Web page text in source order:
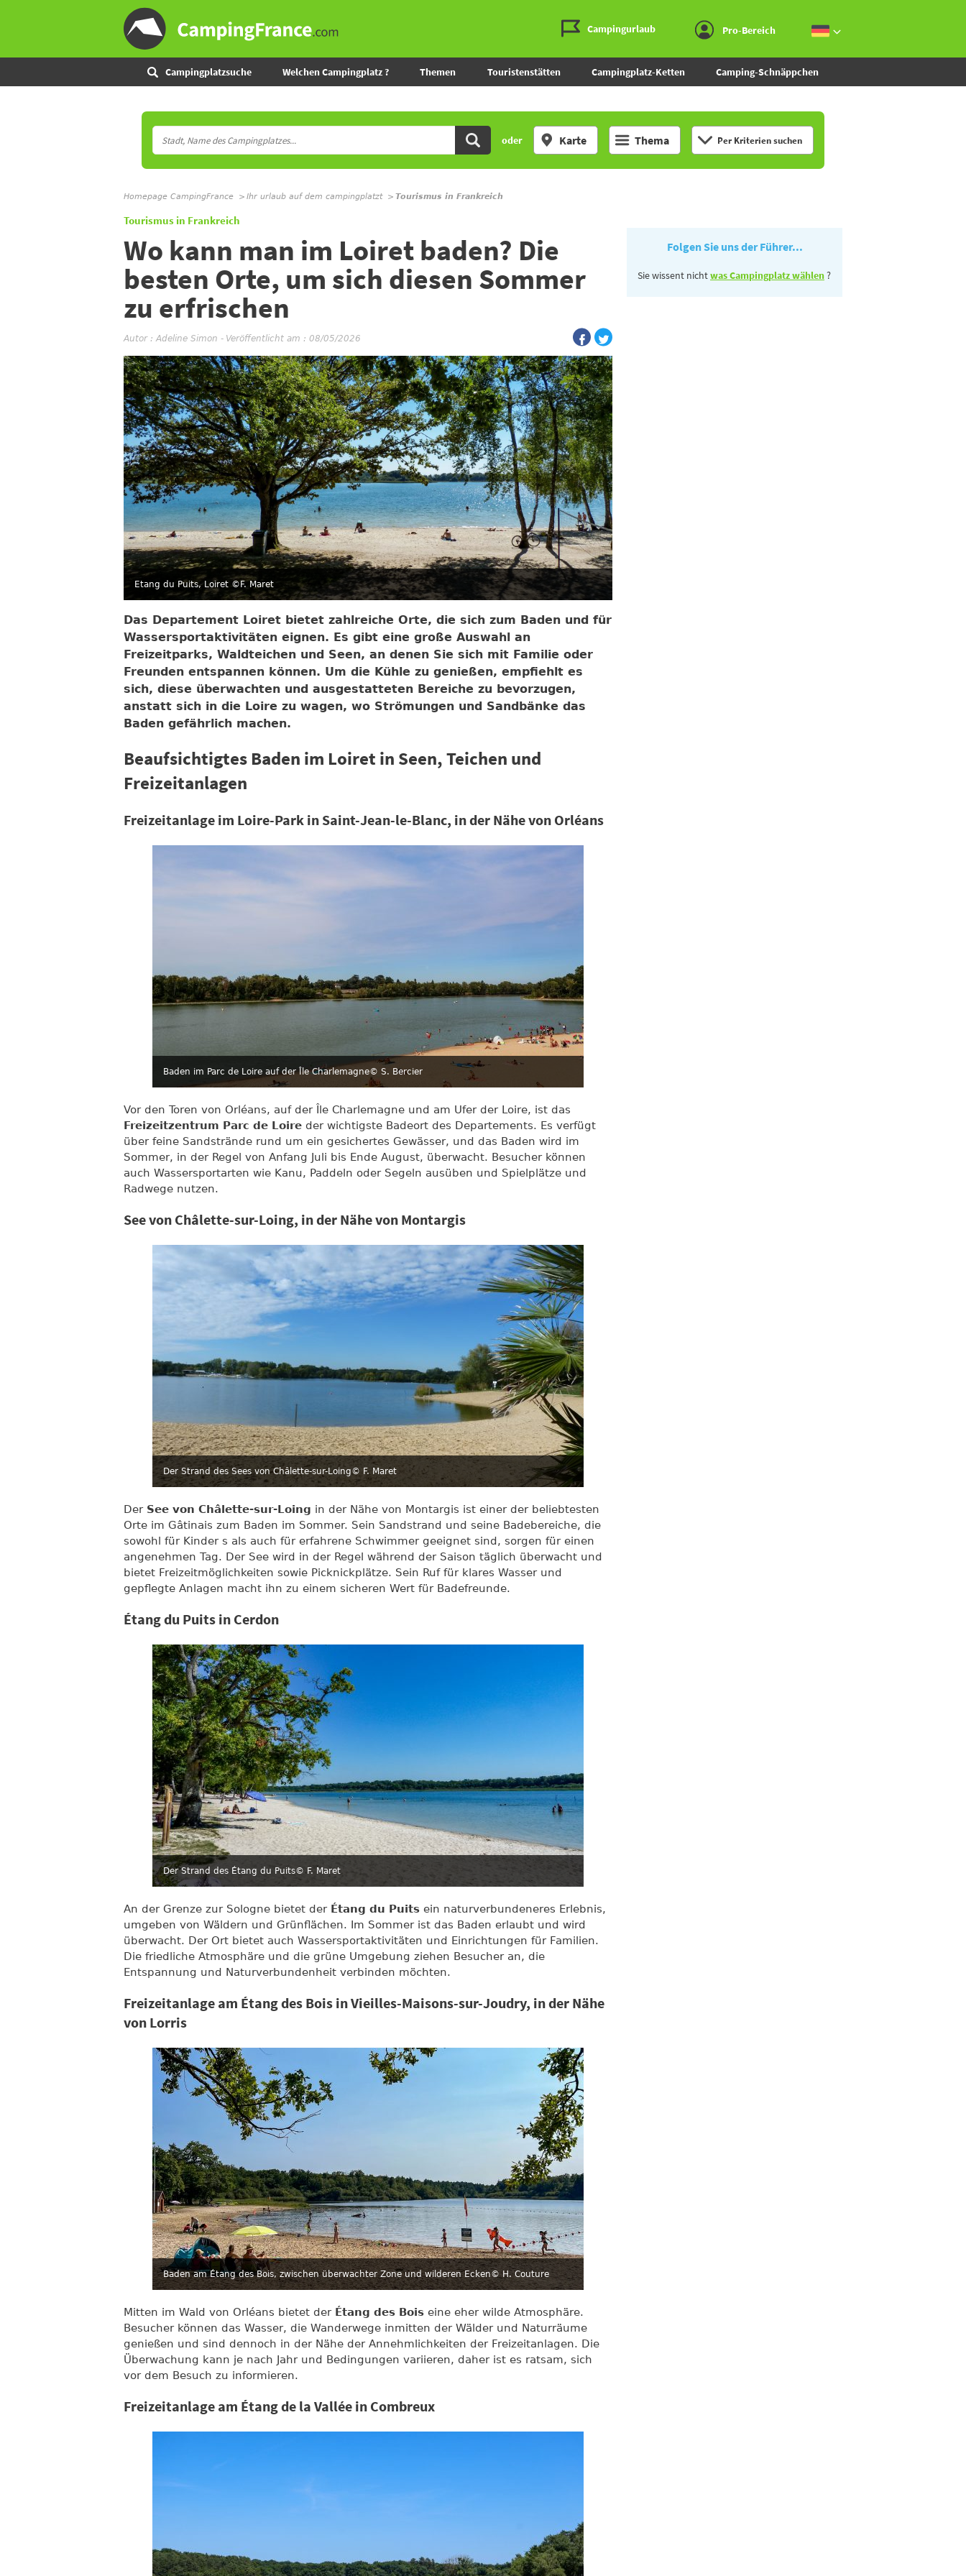
Campingurlaub Pro-Bereich
Campingplatzsuche Welchen Campingplatz ? Themen Touristenstätten Campingplatz-Ketten Camping-Schnäppchen
oder Karte Thema Per Kriterien suchen
Homepage CampingFrance Ihr urlaub auf dem campingplatzt Tourismus in Frankreich
Tourismus in Frankreich
Wo kann man im Loiret baden? Die
besten Orte, um sich diesen Sommer
zu erfrischen
Autor :Adeline Simon - Veröffentlicht am : 08/05/2026
Etang du Puits, Loiret ©F. Maret
Das Departement Loiret bietet zahlreiche Orte, die sich zum Baden und für
Wassersportaktivitäten eignen. Es gibt eine große Auswahl an
Freizeitparks, Waldteichen und Seen, an denen Sie sich mit Familie oder
Freunden entspannen können. Um die Kühle zu genießen, empfiehlt es
sich, diese überwachten und ausgestatteten Bereiche zu bevorzugen,
anstatt sich in die Loire zu wagen, wo Strömungen und Sandbänke das
Baden gefährlich machen.
Beaufsichtigtes Baden im Loiret in Seen, Teichen und
Freizeitanlagen
Freizeitanlage im Loire-Park in Saint-Jean-le-Blanc, in der Nähe von Orléans
Baden im Parc de Loire auf der Île Charlemagne© S. Bercier
Vor den Toren von Orléans, auf der Île Charlemagne und am Ufer der Loire, ist das
Freizeitzentrum Parc de Loire der wichtigste Badeort des Departements. Es verfügt
über feine Sandstrände rund um ein gesichertes Gewässer, und das Baden wird im
Sommer, in der Regel von Anfang Juli bis Ende August, überwacht. Besucher können
auch Wassersportarten wie Kanu, Paddeln oder Segeln ausüben und Spielplätze und
Radwege nutzen.
See von Châlette-sur-Loing, in der Nähe von Montargis
Der Strand des Sees von Châlette-sur-Loing© F. Maret
Der See von Châlette-sur-Loing in der Nähe von Montargis ist einer der beliebtesten
Orte im Gâtinais zum Baden im Sommer. Sein Sandstrand und seine Badebereiche, die
sowohl für Kinder s als auch für erfahrene Schwimmer geeignet sind, sorgen für einen
angenehmen Tag. Der See wird in der Regel während der Saison täglich überwacht und
bietet Freizeitmöglichkeiten sowie Picknickplätze. Sein Ruf für klares Wasser und
gepflegte Anlagen macht ihn zu einem sicheren Wert für Badefreunde.
Étang du Puits in Cerdon
Der Strand des Étang du Puits© F. Maret
An der Grenze zur Sologne bietet der Étang du Puits ein naturverbundeneres Erlebnis,
umgeben von Wäldern und Grünflächen. Im Sommer ist das Baden erlaubt und wird
überwacht. Der Ort bietet auch Wassersportaktivitäten und Einrichtungen für Familien.
Die friedliche Atmosphäre und die grüne Umgebung ziehen Besucher an, die
Entspannung und Naturverbundenheit verbinden möchten.
Freizeitanlage am Étang des Bois in Vieilles-Maisons-sur-Joudry, in der Nähe
von Lorris
Baden am Étang des Bois, zwischen überwachter Zone und wilderen Ecken© H. Couture
Mitten im Wald von Orléans bietet der Étang des Bois eine eher wilde Atmosphäre.
Besucher können das Wasser, die Wanderwege inmitten der Wälder und Naturräume
genießen und sind dennoch in der Nähe der Annehmlichkeiten der Freizeitanlagen. Die
Überwachung kann je nach Jahr und Bedingungen variieren, daher ist es ratsam, sich
vor dem Besuch zu informieren.
Freizeitanlage am Étang de la Vallée in Combreux
Folgen Sie uns der Führer...
Sie wissent nichtwas Campingplatz wählen?